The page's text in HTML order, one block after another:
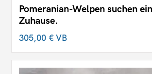
Pomeranian-Welpen suchen
Zuhause.
305,00 €VB